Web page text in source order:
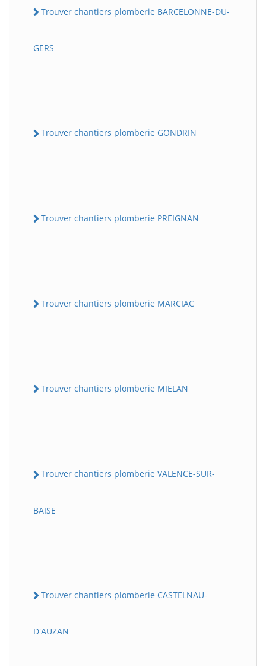
Trouver chantiers plomberie BARCELONNE-DU-
GERS
Trouver chantiers plomberie GONDRIN
Trouver chantiers plomberie PREIGNAN
Trouver chantiers plomberie MARCIAC
Trouver chantiers plomberie MIELAN
Trouver chantiers plomberie VALENCE-SUR-
BAISE
Trouver chantiers plomberie CASTELNAU-
D'AUZAN